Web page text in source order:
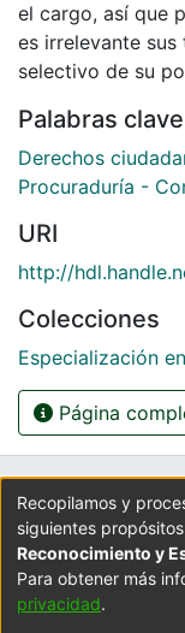
el cargo, así que
es irrelevante
selectivo de su
Palabras clave
Derechos
Procuraduría -
URI
http://
Colecciones
Especialización
Página
Cra 6
Universidad
Recopilamos y
siguientes
Reconocimiento y
Para obtener más
privacidad.